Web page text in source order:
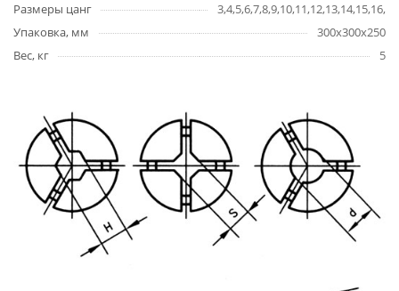
Размеры цанг
Упаковка, мм
300х300х250
Вес, кг
5